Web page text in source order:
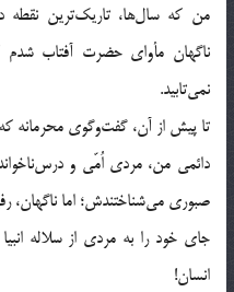
من که سال‌ها، تاریک‌ترین نقطه
ناگهان مأوای حضرت آفتاب
نمی‌تابید.
تا پیش از آن، گفت‌وگوی محرمانه
دائمی من، مردی اُمّی و
صبوری می‌شناختندش؛ اما
جای خود را به مردی از سلاله
انسان!